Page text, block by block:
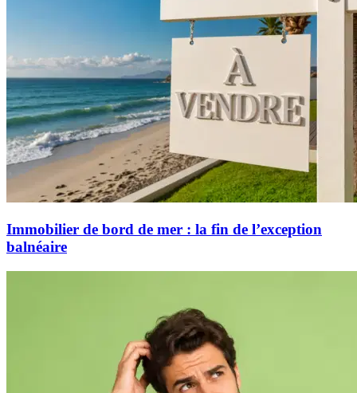
Immobilier de bord de mer : la fin de l’exception
balnéaire